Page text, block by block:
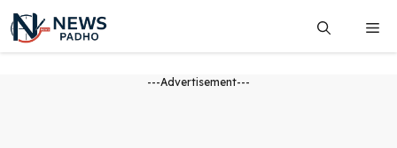
Skip
to
content
---Advertisement---